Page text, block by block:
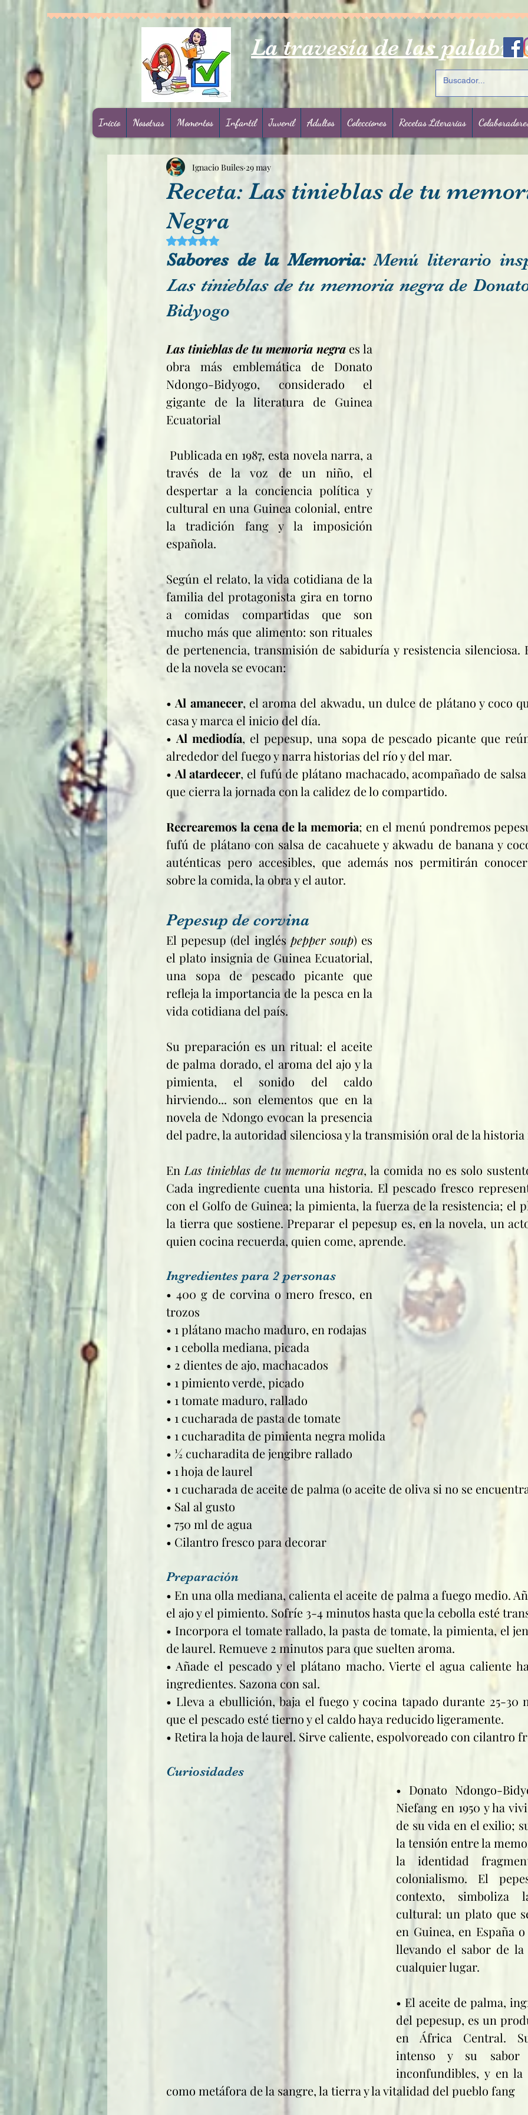
La travesía de las
Inicio Nosotras Momentos Infantil Juvenil Adultos Colecciones Recetas Literarias
Receta: Las tinieblas de tu
Negra
Ignacio Builes 29 may
Obtuvo NaN de 5 estrellas.
Sabores de la Memoria:
Las tinieblas de tu memoria negra de
Bidyogo
Las tinieblas de tu memoria negra es la
obra más emblemática de Donato
Ndongo-Bidyogo, considerado el
gigante de la literatura de Guinea
Ecuatorial
través de la voz de un niño, el
despertar a la conciencia política y
cultural en una Guinea colonial, entre
la tradición fang y la imposición
española.
Según el relato, la vida cotidiana de la
familia del protagonista gira en torno
a comidas compartidas que son
mucho más que alimento: son rituales
de pertenencia, transmisión de sabiduría y resistencia silenciosa.
de la novela se evocan:
• Al amanecer, el aroma del akwadu, un dulce de plátano y coco
casa y marca el inicio del día.
• Al mediodía, el pepesup, una sopa de pescado picante que
alrededor del fuego y narra historias del río y del mar.
• Al atardecer, el fufú de plátano machacado, acompañado de
que cierra la jornada con la calidez de lo compartido.
Recrearemos la cena de la memoria; en el menú pondremos
fufú de plátano con salsa de cacahuete y akwadu de banana y
auténticas pero accesibles, que además nos permitirán
sobre la comida, la obra y el autor.
Pepesup de corvina
El pepesup (del inglés pepper soup) es
el plato insignia de Guinea Ecuatorial,
una sopa de pescado picante que
refleja la importancia de la pesca en la
vida cotidiana del país.
Su preparación es un ritual: el aceite
de palma dorado, el aroma del ajo y la
pimienta, el sonido del caldo
hirviendo... son elementos que en la
novela de Ndongo evocan la presencia
del padre, la autoridad silenciosa y la transmisión oral de la
En Las tinieblas de tu memoria negra, la comida no es solo
Cada ingrediente cuenta una historia. El pescado fresco
con el Golfo de Guinea; la pimienta, la fuerza de la resistencia; el
la tierra que sostiene. Preparar el pepesup es, en la novela, un
quien cocina recuerda, quien come, aprende.
Ingredientes para 2 personas
• 400 g de corvina o mero fresco, en
trozos
• 1 plátano macho maduro, en rodajas
• 1 cebolla mediana, picada
• 2 dientes de ajo, machacados
• 1 pimiento verde, picado
• 1 tomate maduro, rallado
• 1 cucharada de pasta de tomate
• 1 cucharadita de pimienta negra molida
• ½ cucharadita de jengibre rallado
• 1 hoja de laurel
• 1 cucharada de aceite de palma (o aceite de oliva si no se
• Sal al gusto
• 750 ml de agua
• Cilantro fresco para decorar
Preparación
• En una olla mediana, calienta el aceite de palma a fuego medio.
el ajo y el pimiento. Sofríe 3-4 minutos hasta que la cebolla esté
• Incorpora el tomate rallado, la pasta de tomate, la pimienta, el
de laurel. Remueve 2 minutos para que suelten aroma.
• Añade el pescado y el plátano macho. Vierte el agua caliente
ingredientes. Sazona con sal.
• Lleva a ebullición, baja el fuego y cocina tapado durante 25-30
que el pescado esté tierno y el caldo haya reducido ligeramente.
• Retira la hoja de laurel. Sirve caliente, espolvoreado con cilantro
Curiosidades
• Donato Ndongo-
Niefang en 1950 y ha
de su vida en el exilio;
la tensión entre la
la identidad
colonialismo. El
contexto, simboliza
cultural: un plato que
en Guinea, en España
llevando el sabor de
cualquier lugar.
• El aceite de palma,
del pepesup, es un
en África Central.
intenso y su sabor
inconfundibles, y en la
como metáfora de la sangre, la tierra y la vitalidad del pueblo fang